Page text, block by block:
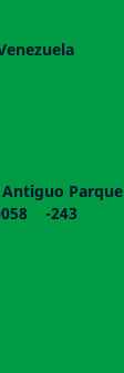
Antiguo Parque
-243